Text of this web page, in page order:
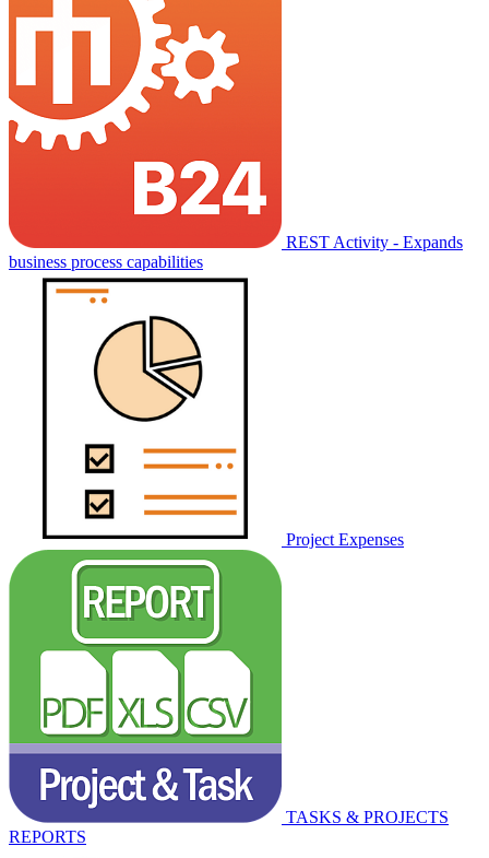
REST Activity - Expands
business process capabilities
Project Expenses
TASKS & PROJECTS
REPORTS